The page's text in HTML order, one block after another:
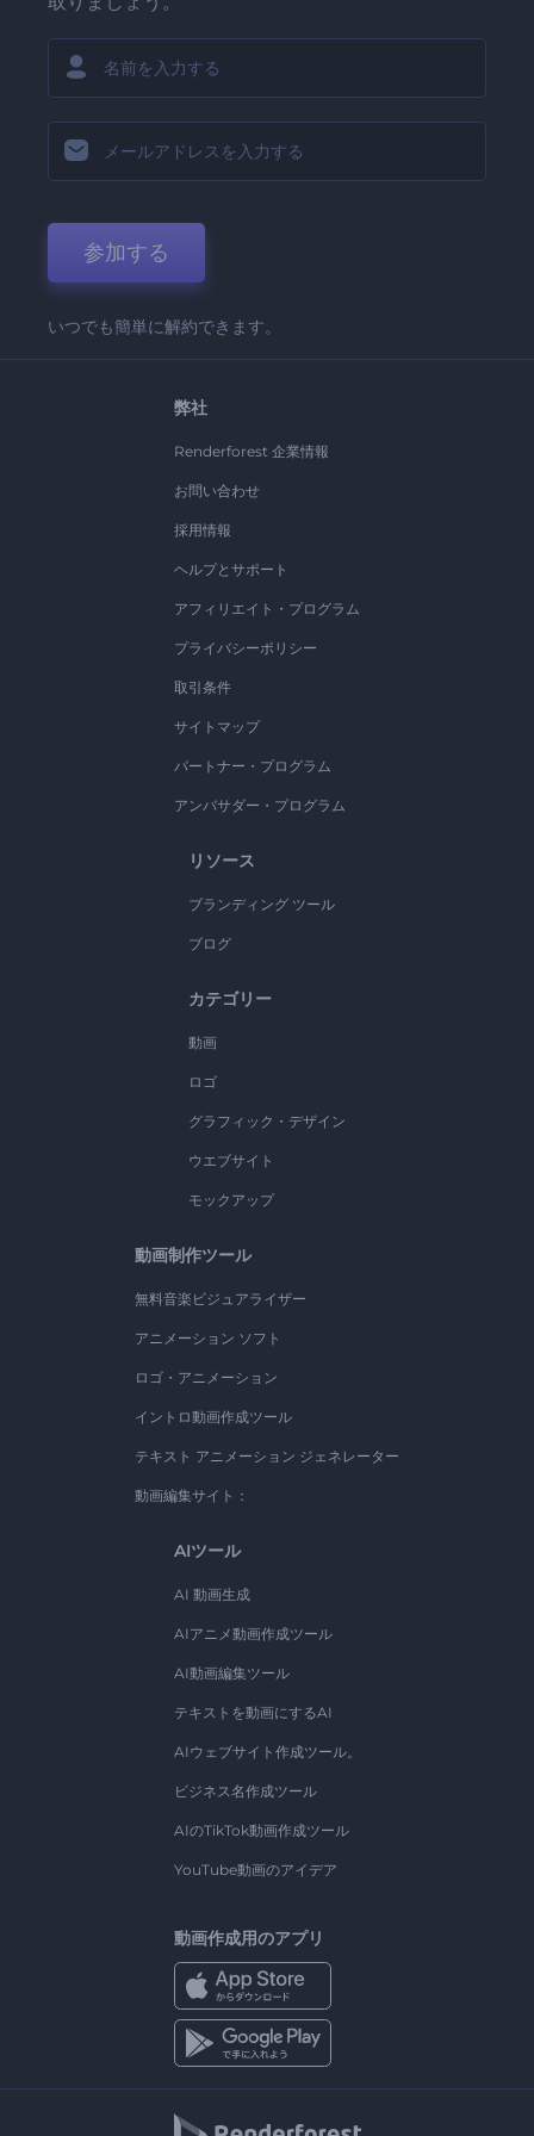
参加する
いつでも簡単に解約できます。
弊社
Renderforest 企業情報
お問い合わせ
採用情報
ヘルプとサポート
アフィリエイト・プログラム
プライバシーポリシー
取引条件
サイトマップ
パートナー・プログラム
アンバサダー・プログラム
リソース
ブランディング ツール
ブログ
カテゴリー
動画
ロゴ
グラフィック・デザイン
ウエブサイト
モックアップ
動画制作ツール
無料音楽ビジュアライザー
アニメーション ソフト
ロゴ・アニメーション
イントロ動画作成ツール
テキスト アニメーション ジェネレーター
動画編集サイト：
AIツール
AI 動画生成
AIアニメ動画作成ツール
AI動画編集ツール
テキストを動画にするAI
AIウェブサイト作成ツール。
ビジネス名作成ツール
AIのTikTok動画作成ツール
YouTube動画のアイデア
動画作成用のアプリ